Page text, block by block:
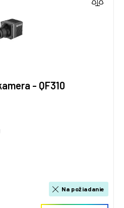
- QF310
Na požiadanie